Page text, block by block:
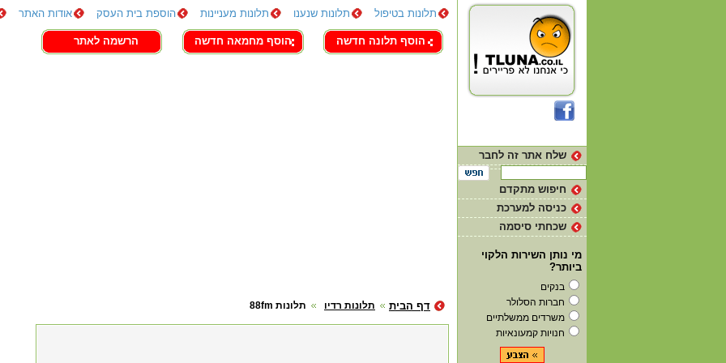
תלונות בטיפול תלונות שנענו תלונות מעניינות הוספת בית העסק אודות האתר
צור קשר
הוסף תלונה חדשה הוסף מחמאה חדשה הרשמה לאתר
תלונות 88fm תלונות רדיו דף הבית
שלח אתר זה לחבר
חיפוש מתקדם
כניסה למערכת
שכחתי סיסמה
מי נותן השירות הלקוי
ביותר?
בנקים
חברות הסלולר
משרדים ממשלתיים
חנויות קמעונאיות